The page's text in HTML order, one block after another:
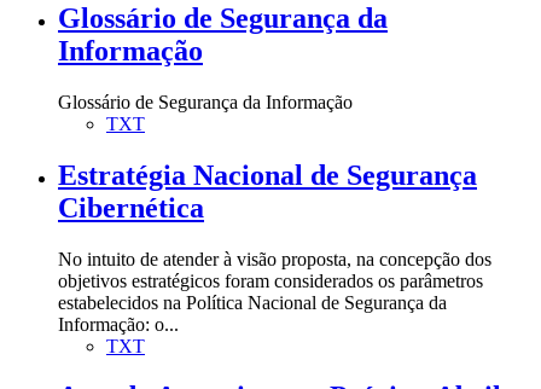
Glossário de Segurança da
Informação
Glossário de Segurança da Informação
TXT
Estratégia Nacional de Segurança
Cibernética
No intuito de atender à visão proposta, na concepção dos
objetivos estratégicos foram considerados os parâmetros
estabelecidos na Política Nacional de Segurança da
Informação: o...
TXT